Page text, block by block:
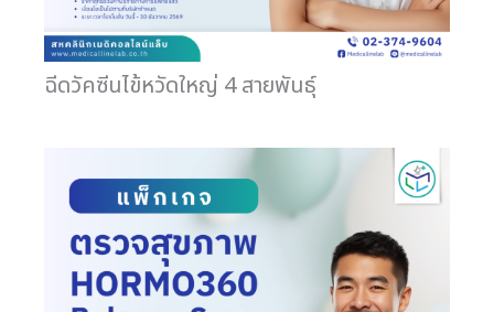
ฉีดวัคซีนไข้หวัดใหญ่ 4 สายพันธุ์